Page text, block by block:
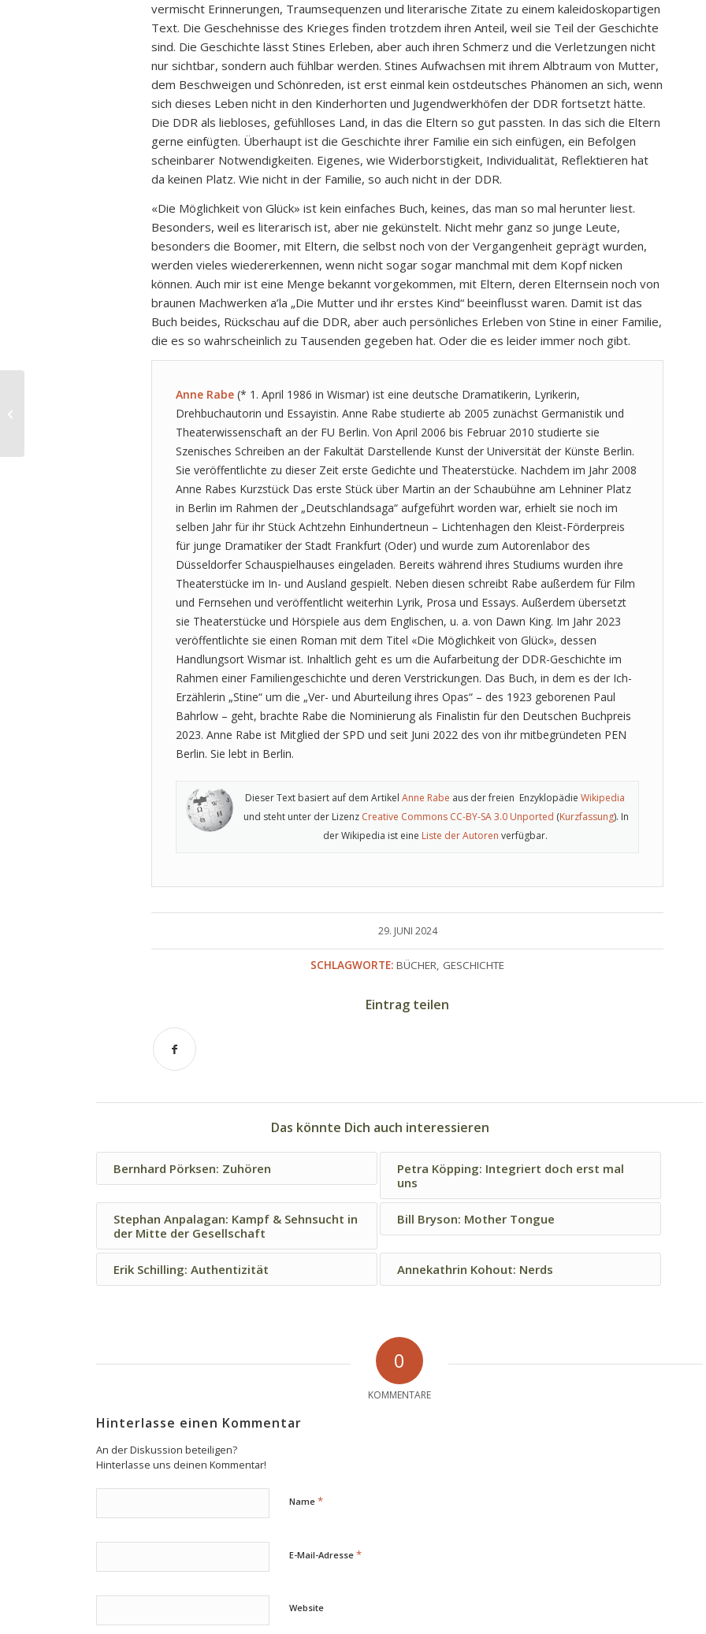
vermischt Erinnerungen, Traumsequenzen und literarische Zitate zu einem kaleidoskopartigen
Text. Die Geschehnisse des Krieges finden trotzdem ihren Anteil, weil sie Teil der Geschichte
sind. Die Geschichte lässt Stines Erleben, aber auch ihren Schmerz und die Verletzungen nicht
nur sichtbar, sondern auch fühlbar werden. Stines Aufwachsen mit ihrem Albtraum von Mutter,
dem Beschweigen und Schönreden, ist erst einmal kein ostdeutsches Phänomen an sich, wenn
sich dieses Leben nicht in den Kinderhorten und Jugendwerkhöfen der DDR fortsetzt hätte.
Die DDR als liebloses, gefühlloses Land, in das die Eltern so gut passten. In das sich die Eltern
gerne einfügten. Überhaupt ist die Geschichte ihrer Familie ein sich einfügen, ein Befolgen
scheinbarer Notwendigkeiten. Eigenes, wie Widerborstigkeit, Individualität, Reflektieren hat
da keinen Platz. Wie nicht in der Familie, so auch nicht in der DDR.
«Die Möglichkeit von Glück» ist kein einfaches Buch, keines, das man so mal herunter liest.
Besonders, weil es literarisch ist, aber nie gekünstelt. Nicht mehr ganz so junge Leute,
besonders die Boomer, mit Eltern, die selbst noch von der Vergangenheit geprägt wurden,
werden vieles wiedererkennen, wenn nicht sogar sogar manchmal mit dem Kopf nicken
können. Auch mir ist eine Menge bekannt vorgekommen, mit Eltern, deren Elternsein noch von
braunen Machwerken a’la „Die Mutter und ihr erstes Kind“ beeinflusst waren. Damit ist das
Buch beides, Rückschau auf die DDR, aber auch persönliches Erleben von Stine in einer Familie,
die es so wahrscheinlich zu Tausenden gegeben hat. Oder die es leider immer noch gibt.
Anne Rabe (* 1. April 1986 in Wismar) ist eine deutsche Dramatikerin, Lyrikerin,
Drehbuchautorin und Essayistin. Anne Rabe studierte ab 2005 zunächst Germanistik und
Theaterwissenschaft an der FU Berlin. Von April 2006 bis Februar 2010 studierte sie
Szenisches Schreiben an der Fakultät Darstellende Kunst der Universität der Künste Berlin.
Sie veröffentlichte zu dieser Zeit erste Gedichte und Theaterstücke. Nachdem im Jahr 2008
Anne Rabes Kurzstück Das erste Stück über Martin an der Schaubühne am Lehniner Platz
in Berlin im Rahmen der „Deutschlandsaga“ aufgeführt worden war, erhielt sie noch im
selben Jahr für ihr Stück Achtzehn Einhundertneun – Lichtenhagen den Kleist-Förderpreis
für junge Dramatiker der Stadt Frankfurt (Oder) und wurde zum Autorenlabor des
Düsseldorfer Schauspielhauses eingeladen. Bereits während ihres Studiums wurden ihre
Theaterstücke im In- und Ausland gespielt. Neben diesen schreibt Rabe außerdem für Film
und Fernsehen und veröffentlicht weiterhin Lyrik, Prosa und Essays. Außerdem übersetzt
sie Theaterstücke und Hörspiele aus dem Englischen, u. a. von Dawn King. Im Jahr 2023
veröffentlichte sie einen Roman mit dem Titel «Die Möglichkeit von Glück», dessen
Handlungsort Wismar ist. Inhaltlich geht es um die Aufarbeitung der DDR-Geschichte im
Rahmen einer Familiengeschichte und deren Verstrickungen. Das Buch, in dem es der Ich-
Erzählerin „Stine“ um die „Ver- und Aburteilung ihres Opas“ – des 1923 geborenen Paul
Bahrlow – geht, brachte Rabe die Nominierung als Finalistin für den Deutschen Buchpreis
2023. Anne Rabe ist Mitglied der SPD und seit Juni 2022 des von ihr mitbegründeten PEN
Berlin. Sie lebt in Berlin.
Dieser Text basiert auf dem Artikel Anne Rabe aus der freien Enzyklopädie Wikipedia
und steht unter der Lizenz Creative Commons CC-BY-SA 3.0 Unported (Kurzfassung). In
der Wikipedia ist eine Liste der Autoren verfügbar.
29. JUNI 2024
SCHLAGWORTE: BÜCHER, GESCHICHTE
Eintrag teilen
Das könnte Dich auch interessieren
Bernhard Pörksen: Zuhören
Petra Köpping: Integriert doch erst mal
uns
Stephan Anpalagan: Kampf & Sehnsucht in
der Mitte der Gesellschaft
Bill Bryson: Mother Tongue
Erik Schilling: Authentizität Annekathrin Kohout: Nerds
0
KOMMENTARE
Hinterlasse einen Kommentar
An der Diskussion beteiligen?
Hinterlasse uns deinen Kommentar!
Name *
E-Mail-Adresse *
Website